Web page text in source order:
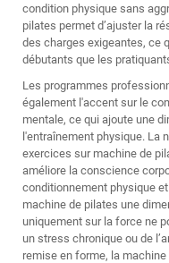
condition physique sans
pilates permet d’ajuster la
des charges exigeantes, ce
débutants que les
Les programmes
également l'accent sur le
mentale, ce qui ajoute une
l'entraînement physique. La
exercices sur machine de
améliore la conscience
conditionnement physique
machine de pilates une
uniquement sur la force ne
un stress chronique ou de
remise en forme, la